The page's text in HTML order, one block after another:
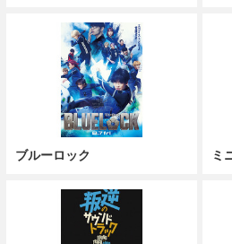
ブルーロック ミ